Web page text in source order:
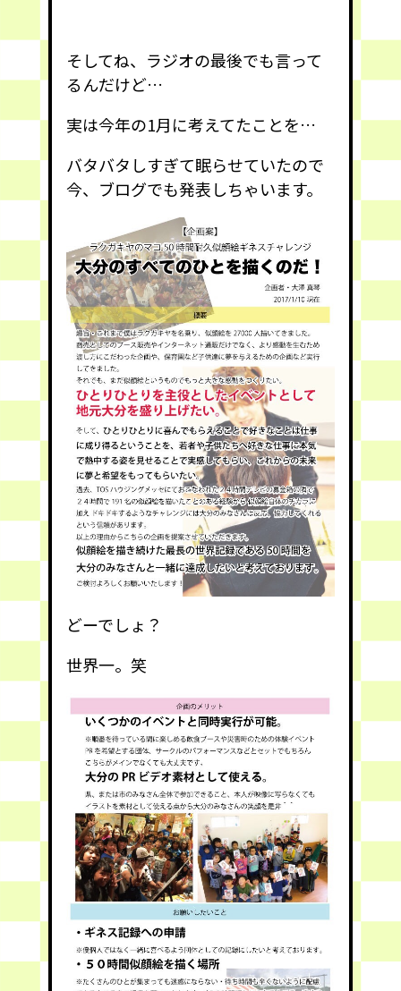
そしてね、ラジオの最後でも言って
るんだけど…
実は今年の1月に考えてたことを…
バタバタしすぎて眠らせていたので
今、ブログでも発表しちゃいます。
どーでしょ？
世界一。笑